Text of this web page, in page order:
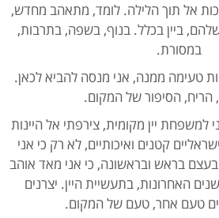
אל תוך הלילה. לומד, מתאהב מחדש,
ביין בכלל. בנוף, בשפה, בתרבות,
במסורת.
טעימה ממנה, אני מנסה להביא לכאן.
הסיפור של המקום.
למשפחת יין מקומית, צירפתי אל היינות
קטנים ואיכותיים, לא רק כי אני
בראש ובראשונה, כי אני מאד אוהב
האחרונות, בתעשיית היין. יצרנים
טעם אחר, טעם של המקום.